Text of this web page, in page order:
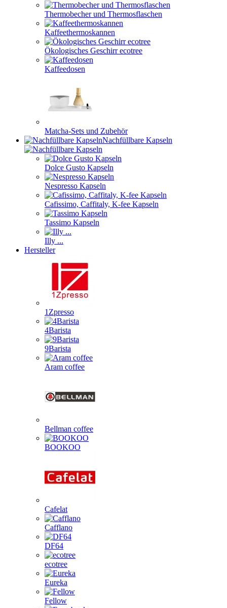
Thermobecher und Thermosflaschen
Kaffeethermoskannen
Ökologisches Geschirr ecotree
Kaffeedosen
Matcha-Sets und Zubehör
Nachfüllbare Kapseln
Dolce Gusto Kapseln
Nespresso Kapseln
Cafissimo, Caffitaly, K-fee Kapseln
Tassimo Kapseln
Illy ...
Hersteller
1Zpresso
4Barista
9Barista
Aram coffee
Bellman coffee
BOOKOO
Cafelat
Cafflano
DF64
ecotree
Eureka
Fellow